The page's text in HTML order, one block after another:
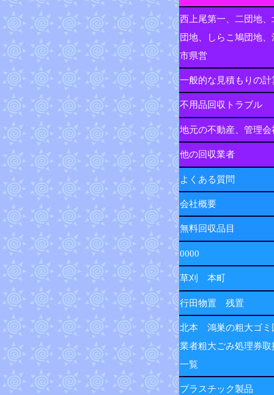
西上尾第一、二団地、
団地、しらこ鳩団地、
市県営
一般的な見積もりの計
不用品回収トラブル
地元の不動産、管理会
他の回収業者
よくある質問
会社概要
無料回収品目
0000
草刈 本町
行田物置 残置
北本 鴻巣の粗大ゴミ
業者粗大ごみ処理券取
一覧
プラスチック製品